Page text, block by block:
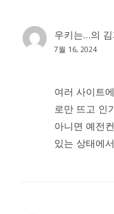
우키는…의
7월 16, 2024
여러 사이트
로만 뜨고 인
아니면 예전
있는 상태에